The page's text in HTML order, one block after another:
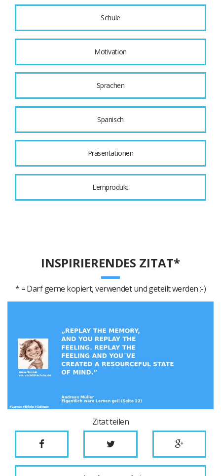
Schule
Motivation
Sprachen
Spanisch
Präsentationen
Lernprodukt
INSPIRIERENDES ZITAT*
* = Darf gerne kopiert, verwendet und geteilt werden :-)
Zitat teilen